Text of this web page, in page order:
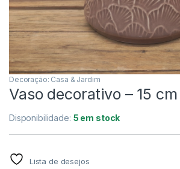
Decoração: Casa & Jardim
Vaso decorativo – 15 cm
Disponibilidade: 5 em stock
Lista de desejos